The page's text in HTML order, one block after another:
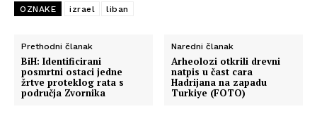
OZNAKE izrael liban
Prethodni članak
BiH: Identificirani
posmrtni ostaci jedne
žrtve proteklog rata s
područja Zvornika
Naredni članak
Arheolozi otkrili drevni
natpis u čast cara
Hadrijana na zapadu
Turkiye (FOTO)